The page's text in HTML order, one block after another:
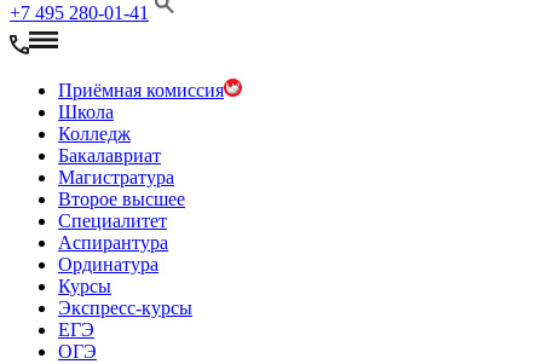
+7 495 280-01-41
Приёмная комиссия
Школа
Колледж
Бакалавриат
Магистратура
Второе высшее
Специалитет
Аспирантура
Ординатура
Курсы
Экспресс-курсы
ЕГЭ
ОГЭ